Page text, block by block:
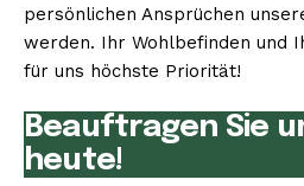
persönlichen Ansprüchen
werden. Ihr Wohlbefinden und
für uns höchste Priorität!
Beauftragen Sie
heute!